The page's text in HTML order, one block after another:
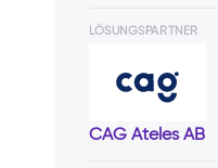
LÖSUNGSPARTNER
CAG Ateles AB